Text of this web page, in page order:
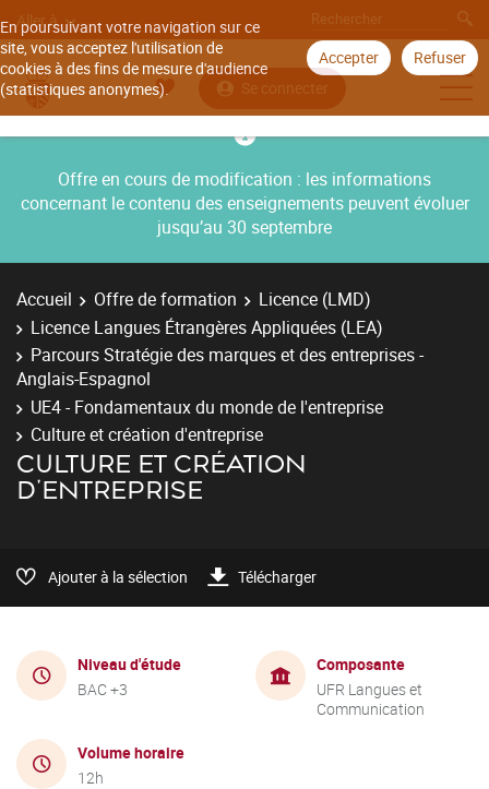
En poursuivant votre navigation sur ce
site, vous acceptez l'utilisation de
cookies à des fins de mesure d'audience
(statistiques anonymes).
Accepter Refuser
Aller à
Se connecter
Offre en cours de modification : les informations
concernant le contenu des enseignements peuvent évoluer
jusqu’au 30 septembre
Accueil Offre de formation
Licence (LMD)
Licence Langues Étrangères Appliquées (LEA)
Parcours Stratégie des marques et des entreprises -
Anglais-Espagnol
UE4 - Fondamentaux du monde de l'entreprise
Culture et création d'entreprise
CULTURE ET CRÉATION
D'ENTREPRISE
Ajouter à la sélection Télécharger
Niveau d'étude
BAC +3
Composante
UFR Langues et
Communication
Volume horaire
12h